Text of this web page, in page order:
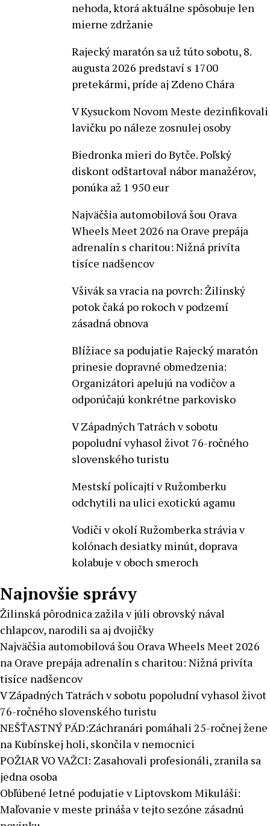
nehoda, ktorá aktuálne spôsobuje len
mierne zdržanie
Rajecký maratón sa už túto sobotu, 8.
augusta 2026 predstaví s 1700
pretekármi, príde aj Zdeno Chára
V Kysuckom Novom Meste dezinfikovali
lavičku po náleze zosnulej osoby
Biedronka mieri do Bytče. Poľský
diskont odštartoval nábor manažérov,
ponúka až 1 950 eur
Najväčšia automobilová šou Orava
Wheels Meet 2026 na Orave prepája
adrenalín s charitou: Nižná privíta
tisíce nadšencov
Všivák sa vracia na povrch: Žilinský
potok čaká po rokoch v podzemí
zásadná obnova
Blížiace sa podujatie Rajecký maratón
prinesie dopravné obmedzenia:
Organizátori apelujú na vodičov a
odporúčajú konkrétne parkovisko
V Západných Tatrách v sobotu
popoludní vyhasol život 76-ročného
slovenského turistu
Mestskí policajti v Ružomberku
odchytili na ulici exotickú agamu
Vodiči v okolí Ružomberka strávia v
kolónach desiatky minút, doprava
kolabuje v oboch smeroch
Najnovšie správy
Žilinská pôrodnica zažila v júli obrovský nával
chlapcov, narodili sa aj dvojičky
Najväčšia automobilová šou Orava Wheels Meet 2026
na Orave prepája adrenalín s charitou: Nižná privíta
tisíce nadšencov
V Západných Tatrách v sobotu popoludní vyhasol život
76-ročného slovenského turistu
NEŠŤASTNÝ PÁD:Záchranári pomáhali 25-ročnej žene
na Kubínskej holi, skončila v nemocnici
POŽIAR VO VAŽCI: Zasahovali profesionáli, zranila sa
jedna osoba
Obľúbené letné podujatie v Liptovskom Mikuláši:
Maľovanie v meste prináša v tejto sezóne zásadnú